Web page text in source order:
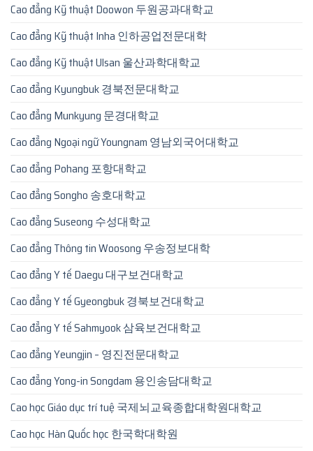
Cao đẳng Kỹ thuật Doowon 두원공과대학교
Cao đẳng Kỹ thuật Inha 인하공업전문대학
Cao đẳng Kỹ thuật Ulsan 울산과학대학교
Cao đẳng Kyungbuk 경북전문대학교
Cao đẳng Munkyung 문경대학교
Cao đẳng Ngoại ngữ Youngnam 영남외국어대학교
Cao đẳng Pohang 포항대학교
Cao đẳng Songho 송호대학교
Cao đẳng Suseong 수성대학교
Cao đẳng Thông tin Woosong 우송정보대학
Cao đẳng Y tế Daegu 대구보건대학교
Cao đẳng Y tế Gyeongbuk 경북보건대학교
Cao đẳng Y tế Sahmyook 삼육보건대학교
Cao đẳng Yeungjin – 영진전문대학교
Cao đẳng Yong-in Songdam 용인송담대학교
Cao học Giáo dục trí tuệ 국제뇌교육종합대학원대학교
Cao học Hàn Quốc học 한국학대학원